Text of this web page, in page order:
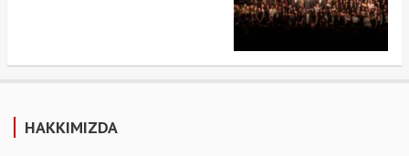
HAKKIMIZDA